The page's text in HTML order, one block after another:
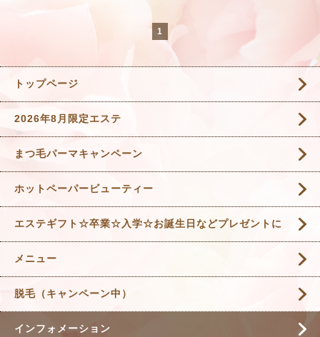
1
トップページ
2026年8月限定エステ
まつ毛パーマキャンペーン
ホットペーパービューティー
エステギフト☆卒業☆入学☆お誕生日などプレゼントに
メニュー
脱毛（キャンペーン中）
インフォメーション